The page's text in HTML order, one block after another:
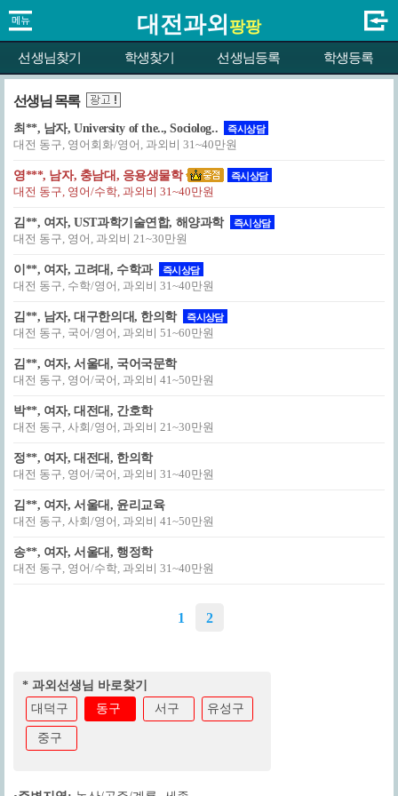
대전과외 팡팡
선생님찾기 학생찾기 선생님등록 학생등록
선생님 목록
최**, 남자, University of the.., Sociolog.. 즉시상담
대전 동구, 영어회화/영어, 과외비 31~40만원
영***, 남자, 충남대, 응용생물학 즉시상담
대전 동구, 영어/수학, 과외비 31~40만원
김**, 여자, UST과학기술연합, 해양과학 즉시상담
대전 동구, 영어, 과외비 21~30만원
이**, 여자, 고려대, 수학과 즉시상담
대전 동구, 수학/영어, 과외비 31~40만원
김**, 남자, 대구한의대, 한의학 즉시상담
대전 동구, 국어/영어, 과외비 51~60만원
김**, 여자, 서울대, 국어국문학
대전 동구, 영어/국어, 과외비 41~50만원
박**, 여자, 대전대, 간호학
대전 동구, 사회/영어, 과외비 21~30만원
정**, 여자, 대전대, 한의학
대전 동구, 영어/국어, 과외비 31~40만원
김**, 여자, 서울대, 윤리교육
대전 동구, 사회/영어, 과외비 41~50만원
송**, 여자, 서울대, 행정학
대전 동구, 영어/수학, 과외비 31~40만원
1 2
* 과외선생님 바로찾기
대덕구
동구 서구 유성구
중구